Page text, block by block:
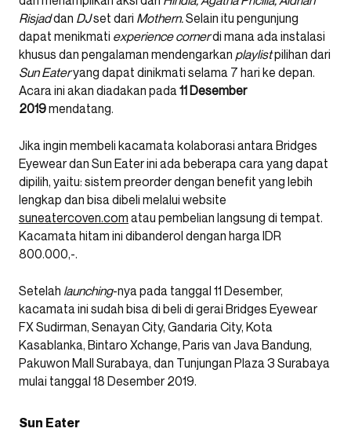
Risjaddan DJset dari Mothern.Selain itu pengunjung
dapat menikmati experience cornerdi mana ada instalasi
khusus dan pengalaman mendengarkan playlistpilihan dari
Sun Eateryang dapat dinikmati selama 7 hari ke depan.
Acara ini akan diadakan pada11 Desember
2019mendatang.
Jika ingin membeli kacamata kolaborasi antara Bridges
Eyewear dan Sun Eater ini ada beberapa cara yang dapat
dipilih, yaitu: sistem preorder dengan benefit yang lebih
lengkap dan bisa dibeli melalui website
suneatercoven.com atau pembelian langsung di tempat.
Kacamata hitam ini dibanderol dengan harga IDR
800.000,-.
Setelah launching-nya pada tanggal 11 Desember,
kacamata ini sudah bisa di beli di gerai Bridges Eyewear
FX Sudirman, Senayan City, Gandaria City, Kota
Kasablanka, Bintaro Xchange, Paris van Java Bandung,
Pakuwon Mall Surabaya, dan Tunjungan Plaza 3 Surabaya
mulai tanggal 18 Desember 2019.
Sun Eater